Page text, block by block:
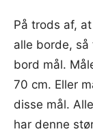
På trods af,
alle borde,
bord mål.
70 cm. Eller
disse mål.
har denne